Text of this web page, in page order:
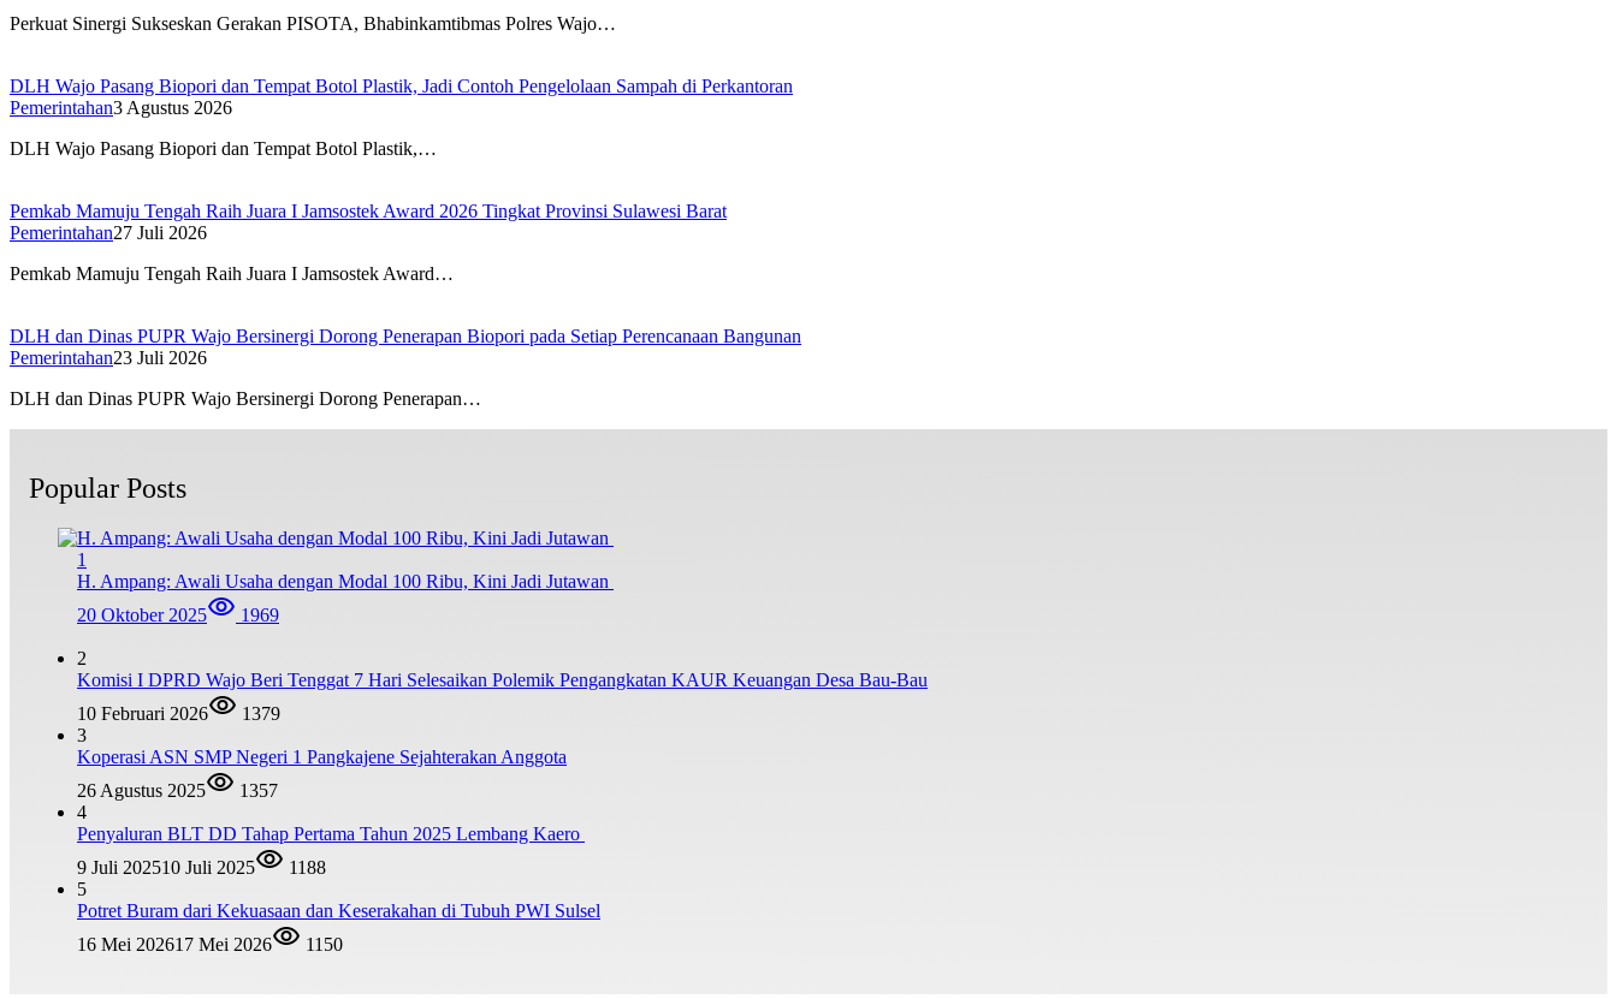
Perkuat Sinergi Sukseskan Gerakan PISOTA, Bhabinkamtibmas Polres Wajo…
DLH Wajo Pasang Biopori dan Tempat Botol Plastik, Jadi Contoh Pengelolaan Sampah di Perkantoran
Pemerintahan3 Agustus 2026
DLH Wajo Pasang Biopori dan Tempat Botol Plastik,…
Pemkab Mamuju Tengah Raih Juara I Jamsostek Award 2026 Tingkat Provinsi Sulawesi Barat
Pemerintahan27 Juli 2026
Pemkab Mamuju Tengah Raih Juara I Jamsostek Award…
DLH dan Dinas PUPR Wajo Bersinergi Dorong Penerapan Biopori pada Setiap Perencanaan Bangunan
Pemerintahan23 Juli 2026
DLH dan Dinas PUPR Wajo Bersinergi Dorong Penerapan…
Popular Posts
1
H. Ampang: Awali Usaha dengan Modal 100 Ribu, Kini Jadi Jutawan
20 Oktober 2025
1969
2
Komisi I DPRD Wajo Beri Tenggat 7 Hari Selesaikan Polemik Pengangkatan KAUR Keuangan Desa Bau-Bau
10 Februari 2026
1379
3
Koperasi ASN SMP Negeri 1 Pangkajene Sejahterakan Anggota
26 Agustus 2025
1357
4
Penyaluran BLT DD Tahap Pertama Tahun 2025 Lembang Kaero
9 Juli 202510 Juli 2025
1188
5
Potret Buram dari Kekuasaan dan Keserakahan di Tubuh PWI Sulsel
16 Mei 202617 Mei 2026 1150